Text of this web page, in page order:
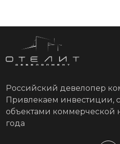
Российский девелопер
Привлекаем инвестиции,
объектами коммерческой
года